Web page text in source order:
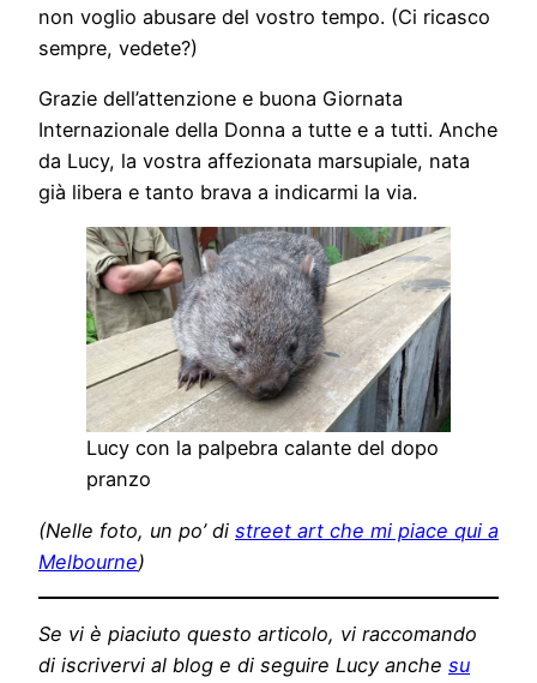
non voglio abusare del vostro tempo. (Ci ricasco
sempre, vedete?)
Grazie dell’attenzione e buona Giornata
Internazionale della Donna a tutte e a tutti. Anche
da Lucy, la vostra affezionata marsupiale, nata
già libera e tanto brava a indicarmi la via.
Lucy con la palpebra calante del dopo
pranzo
(Nelle foto, un po’ di street art che mi piace qui a
Melbourne)
Se vi è piaciuto questo articolo, vi raccomando
di iscrivervi al blog e di seguire Lucy anche su